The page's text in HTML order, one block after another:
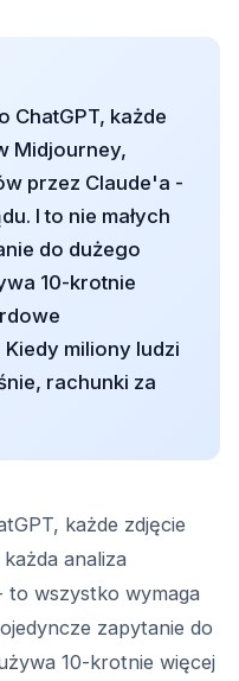
ChatGPT, każde
Midjourney,
przez Claude'a -
I to nie małych
do dużego
10-krotnie
miliony ludzi
rachunki za
każde zdjęcie
analiza
wszystko wymaga
zapytanie do
10-krotnie więcej